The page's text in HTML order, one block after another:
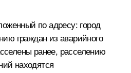
по адресу: город
граждан из аварийного
ранее, расселению
находятся